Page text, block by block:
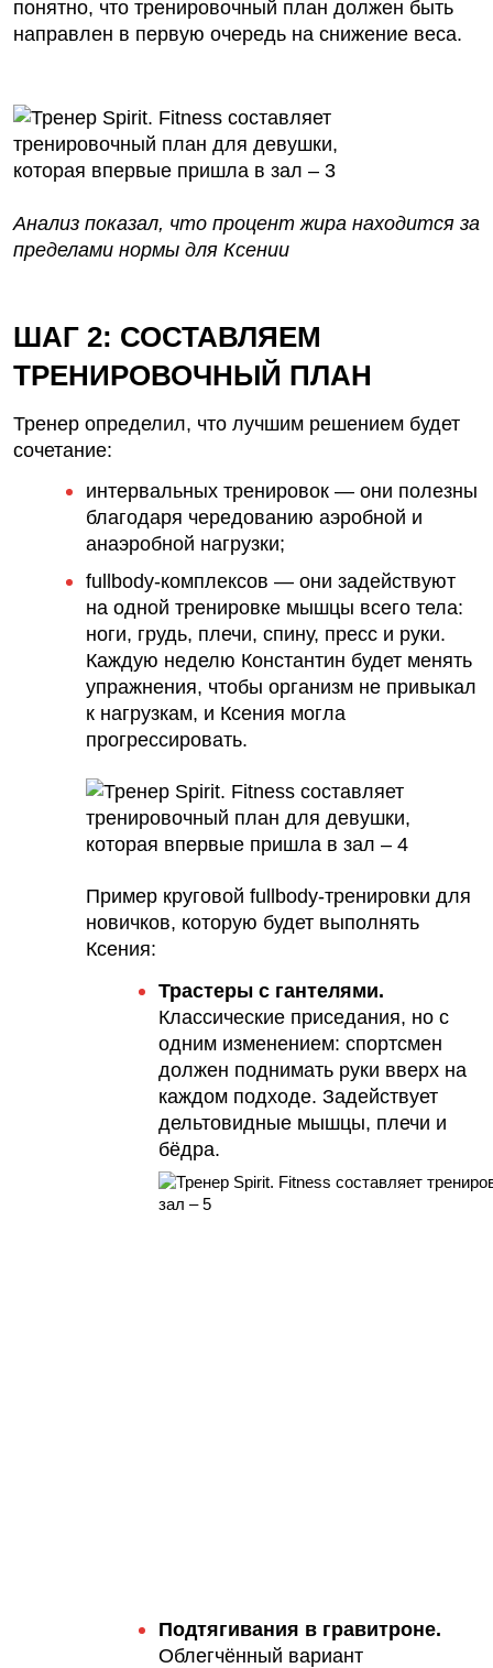
понятно, что тренировочный план должен быть
направлен в первую очередь на снижение веса.
Анализ показал, что процент жира находится за
пределами нормы для Ксении
ШАГ 2: СОСТАВЛЯЕМ
ТРЕНИРОВОЧНЫЙ ПЛАН
Тренер определил, что лучшим решением будет
сочетание:
интервальных тренировок — они полезны
благодаря чередованию аэробной и
анаэробной нагрузки;
fullbody-комплексов — они задействуют
на одной тренировке мышцы всего тела:
ноги, грудь, плечи, спину, пресс и руки.
Каждую неделю Константин будет менять
упражнения, чтобы организм не привыкал
к нагрузкам, и Ксения могла
прогрессировать.
Пример круговой fullbody-тренировки для
новичков, которую будет выполнять
Ксения:
Трастеры с гантелями.
Классические приседания, но с
одним изменением: спортсмен
должен поднимать руки вверх на
каждом подходе. Задействует
дельтовидные мышцы, плечи и
бёдра.
Подтягивания в гравитроне.
Облегчённый вариант